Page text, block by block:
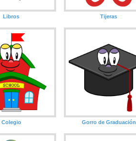
Libros Tijeras
Colegio Gorro de Graduación